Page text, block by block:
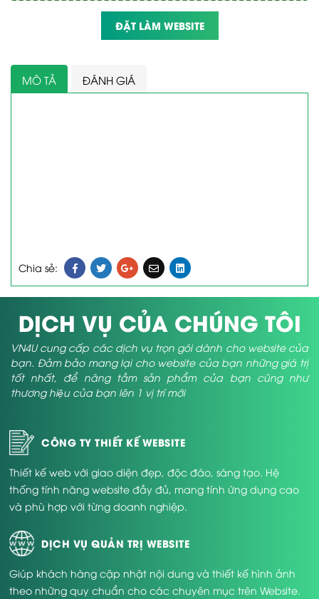
ĐẶT LÀM WEBSITE
MÔ TẢ ĐÁNH GIÁ
Chia sẻ:
DỊCH VỤ CỦA CHÚNG TÔI
VN4U cung cấp các dịch vụ trọn gói dành cho website của
bạn. Đảm bảo mang lại cho website của bạn những giá trị
tốt nhất, để nâng tầm sản phẩm của bạn cũng như
thương hiệu của bạn lên 1 vị trí mới
CÔNG TY THIẾT KẾ WEBSITE
Thiết kế web với giao diện đẹp, độc đáo, sáng tạo. Hệ
thống tính năng website đầy đủ, mang tính ứng dụng cao
và phù hợp với từng doanh nghiệp.
DỊCH VỤ QUẢN TRỊ WEBSITE
Giúp khách hàng cập nhật nội dung và thiết kế hình ảnh
theo những quy chuẩn cho các chuyên mục trên Website.